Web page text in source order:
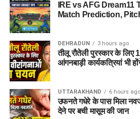
IRE vs AFG Dream11
Match Prediction,
DEHRADUN 3 hours ago
तीलू रौतेली पुरस्कार के लिए
आंगनबाड़ी कार्यकत्रियां भी
UTTARAKHAND 6 hours ago
उफनते गधेरे के पास मिला
देने पर बची मासूम की जान